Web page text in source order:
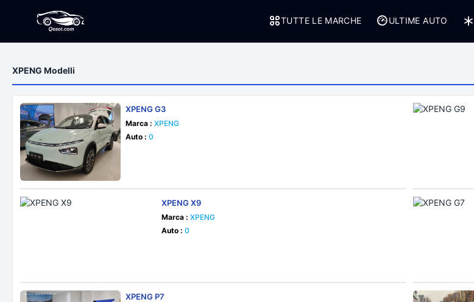
TUTTE LE MARCHE ULTIME AUTO
XPENG Modelli
XPENG G3
Marca : XPENG
Auto : 0
XPENG X9
Marca : XPENG
Auto : 0
XPENG P7